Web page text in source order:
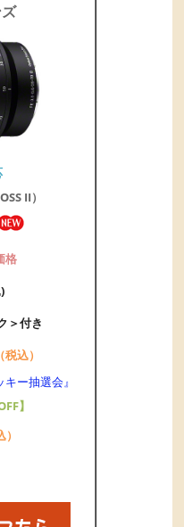
II）
格
＞付き
税込）
ー抽選会』
】